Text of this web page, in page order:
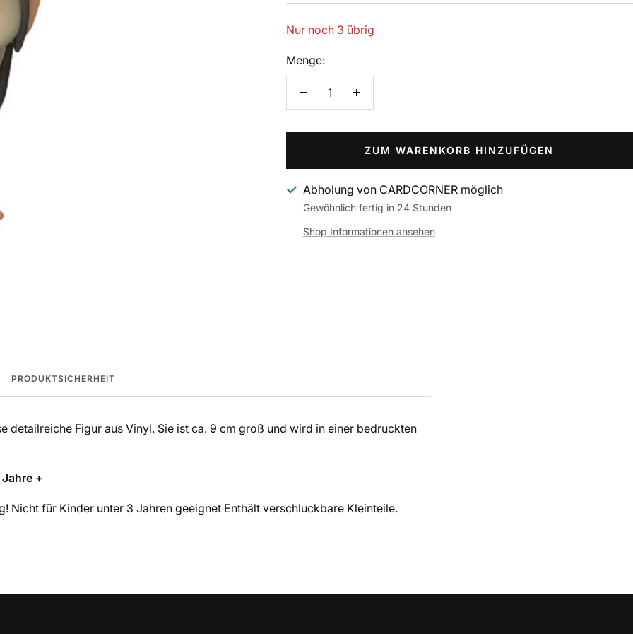
Nur noch 3 übrig
Menge:
Menge
Menge
ZUM WARENKORB HINZUFÜGEN
Abholung von CARDCORNER möglich
Gewöhnlich fertig in 24 Stunden
Shop Informationen ansehen
PRODUKTSICHERHEIT
detailreiche Figur aus Vinyl. Sie ist ca. 9 cm groß und wird in einer bedruckten
+
Nicht für Kinder unter 3 Jahren geeignet Enthält verschluckbare Kleinteile.